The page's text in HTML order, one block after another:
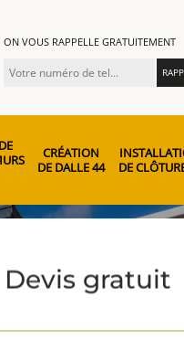
ON VOUS RAPPELLE GRATUITEMENT
CRÉATION
DE DALLE 44
DE
Devis gratuit